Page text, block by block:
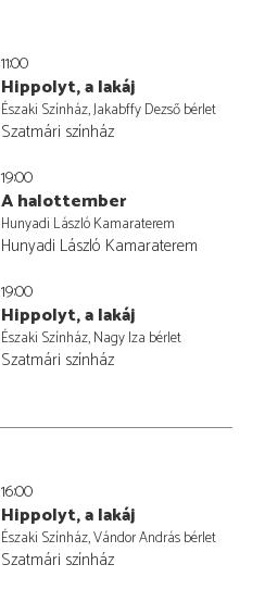
11:00
Hippolyt, a lakáj
Északi Színház, Jakabffy Dezső bérlet
Szatmári színház
19:00
A halottember
Hunyadi László Kamaraterem
Hunyadi László Kamaraterem
19:00
Hippolyt, a lakáj
Északi Színház, Nagy Iza bérlet
Szatmári színház
16:00
Hippolyt, a lakáj
Északi Színház, Vándor András bérlet
Szatmári színház